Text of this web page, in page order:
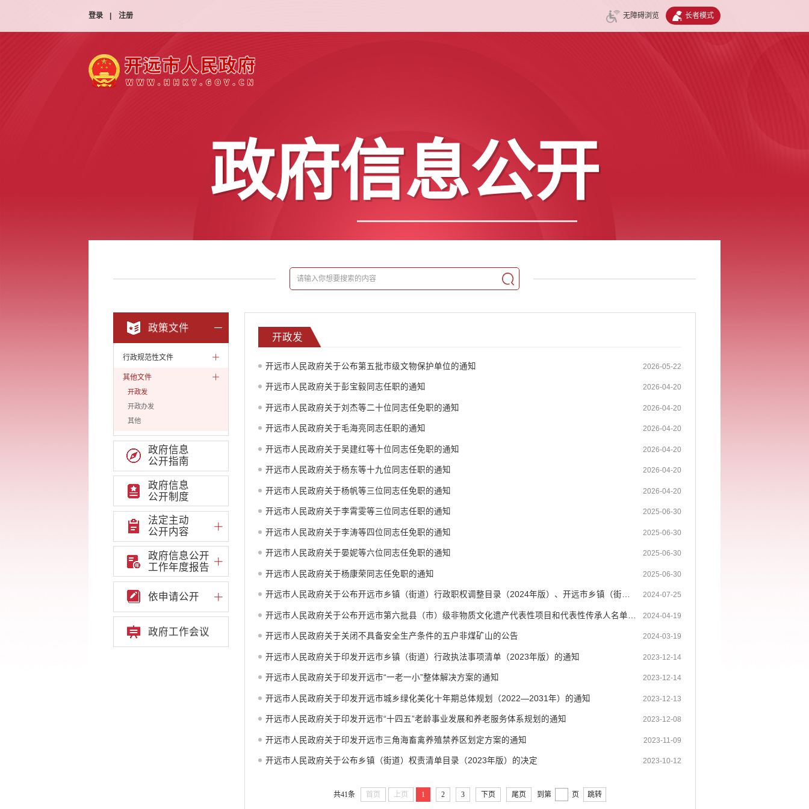
登录 注册 无障碍浏览 长者模式
政府信息公开
政策文件
行政规范性文件
其他文件
开政发
开政办发
其他
政府信息
公开指南
政府信息
公开制度
法定主动
公开内容
政府信息公开
工作年度报告
依申请公开
政府工作会议
开政发
开远市人民政府关于公布第五批市级文物保护单位的通知 2026-05-22
开远市人民政府关于彭宝毅同志任职的通知 2026-04-20
开远市人民政府关于刘杰等二十位同志任免职的通知 2026-04-20
开远市人民政府关于毛海亮同志任职的通知 2026-04-20
开远市人民政府关于吴建红等十位同志任免职的通知 2026-04-20
开远市人民政府关于杨东等十九位同志任职的通知 2026-04-20
开远市人民政府关于杨帆等三位同志任免职的通知 2026-04-20
开远市人民政府关于李霄雯等三位同志任职的通知 2025-06-30
开远市人民政府关于李涛等四位同志任免职的通知 2025-06-30
开远市人民政府关于晏妮等六位同志任免职的通知 2025-06-30
开远市人民政府关于杨康荣同志任免职的通知 2025-06-30
开远市人民政府关于公布开远市乡镇（街道）行政职权调整目录（2024年版）、开远市乡镇（街道 ... 2024-07-25
2024-04-19
开远市人民政府关于关闭不具备安全生产条件的五户非煤矿山的公告 2024-03-19
开远市人民政府关于印发开远市乡镇（街道）行政执法事项清单（2023年版）的通知 2023-12-14
开远市人民政府关于印发开远市“一老一小”整体解决方案的通知 2023-12-14
开远市人民政府关于印发开远市城乡绿化美化十年期总体规划（2022—2031年）的通知 2023-12-13
开远市人民政府关于印发开远市“十四五”老龄事业发展和养老服务体系规划的通知 2023-12-08
开远市人民政府关于印发开远市三角海畜禽养殖禁养区划定方案的通知 2023-11-09
开远市人民政府关于公布乡镇（街道）权责清单目录（2023年版）的决定 2023-10-12
共41条 首页 上页 1 2 3 下页 尾页 到第 页 跳转